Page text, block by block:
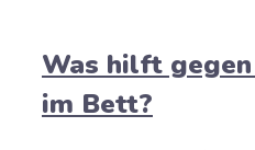
Was hilft
im Bett?